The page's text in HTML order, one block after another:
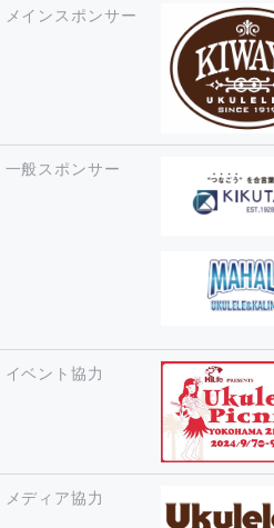
メインスポンサー
一般スポンサー
イベント協力
メディア協力